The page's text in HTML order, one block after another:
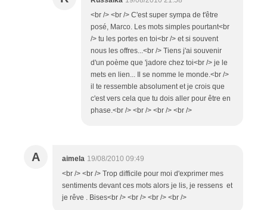
<br /> <br /> C'est super sympa de t'être
posé, Marco. Les mots simples pourtant<br
/> tu les portes en toi<br /> et si souvent
nous les offres...<br /> Tiens j'ai souvenir
d'un poème que 'jadore chez toi<br /> je le
mets en lien... Il se nomme le monde.<br />
il te ressemble absolument et je crois que
c'est vers cela que tu dois aller pour être en
phase.<br /> <br /> <br /> <br />
A aimela 19/08/2010 09:49
<br /> <br /> Trop difficile pour moi d'exprimer mes
sentiments devant ces mots alors je lis, je ressens et
je rêve . Bises<br /> <br /> <br /> <br />